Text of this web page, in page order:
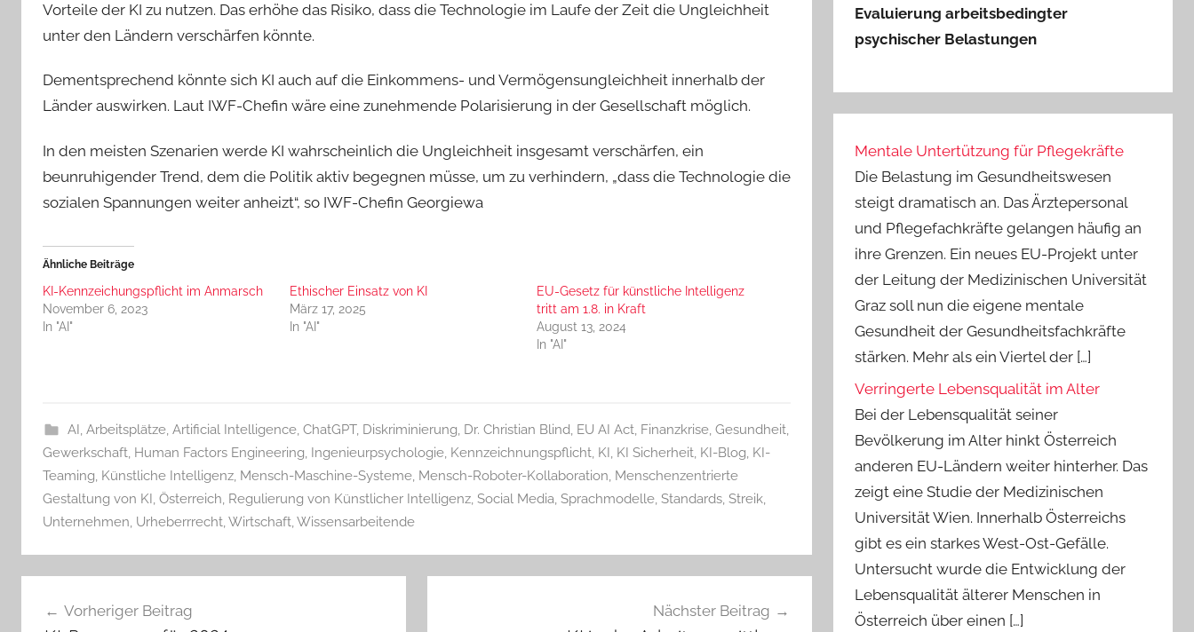
Vorteile der KI zu nutzen. Das erhöhe das Risiko, dass die Technologie im Laufe der Zeit die Ungleichheit
unter den Ländern verschärfen könnte.
Dementsprechend könnte sich KI auch auf die Einkommens- und Vermögensungleichheit innerhalb der
Länder auswirken. Laut IWF-Chefin wäre eine zunehmende Polarisierung in der Gesellschaft möglich.
In den meisten Szenarien werde KI wahrscheinlich die Ungleichheit insgesamt verschärfen, ein
beunruhigender Trend, dem die Politik aktiv begegnen müsse, um zu verhindern, „dass die Technologie die
sozialen Spannungen weiter anheizt“, so IWF-Chefin Georgiewa
Ähnliche Beiträge
KI-Kennzeichungspflicht im Anmarsch
November 6, 2023
In "AI"
Ethischer Einsatz von KI
März 17, 2025
In "AI"
EU-Gesetz für künstliche Intelligenz
tritt am 1.8. in Kraft
August 13, 2024
In "AI"
AI, Arbeitsplätze, Artificial Intelligence, ChatGPT, Diskriminierung, Dr. Christian Blind, EU AI Act, Finanzkrise, Gesundheit,
Gewerkschaft, Human Factors Engineering, Ingenieurpsychologie, Kennzeichnungspflicht, KI, KI Sicherheit, KI-Blog, KI-
Teaming, Künstliche Intelligenz, Mensch-Maschine-Systeme, Mensch-Roboter-Kollaboration, Menschenzentrierte
Gestaltung von KI, Österreich, Regulierung von Künstlicher Intelligenz, Social Media, Sprachmodelle, Standards, Streik,
Unternehmen, Urheberrrecht,Wirtschaft,Wissensarbeitende
Vorheriger Beitrag Nächster Beitrag
Evaluierung arbeitsbedingter
psychischer Belastungen
Mentale Untertützung für Pflegekräfte
Die Belastung im Gesundheitswesen
steigt dramatisch an. Das Ärztepersonal
und Pflegefachkräfte gelangen häufig an
ihre Grenzen. Ein neues EU-Projekt unter
der Leitung der Medizinischen Universität
Graz soll nun die eigene mentale
Gesundheit der Gesundheitsfachkräfte
stärken. Mehr als ein Viertel der […]
Verringerte Lebensqualität im Alter
Bei der Lebensqualität seiner
Bevölkerung im Alter hinkt Österreich
anderen EU-Ländern weiter hinterher. Das
zeigt eine Studie der Medizinischen
Universität Wien. Innerhalb Österreichs
gibt es ein starkes West-Ost-Gefälle.
Untersucht wurde die Entwicklung der
Lebensqualität älterer Menschen in
Österreich über einen […]